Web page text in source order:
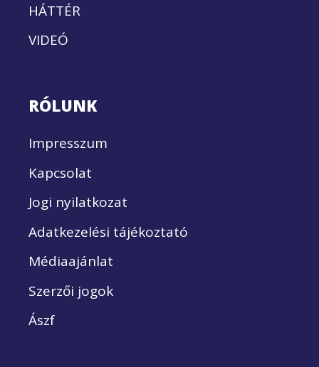
HÁTTÉR
VIDEÓ
RÓLUNK
Impresszum
Kapcsolat
Jogi nyilatkozat
Adatkezelési tájékoztató
Médiaajánlat
Szerzői jogok
Ászf